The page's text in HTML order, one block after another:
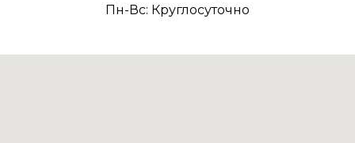
Пн-Вс: Круглосуточно